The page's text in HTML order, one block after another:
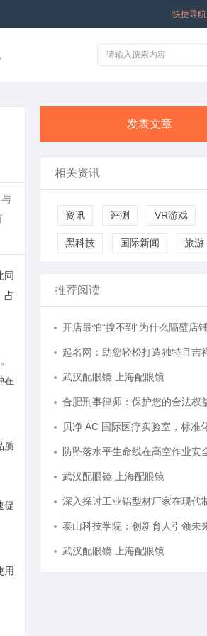
快捷导航
同
占
在
质
促
用
发表文章
相关资讯
资讯 评测 VR游戏
黑科技 国际新闻 旅游
推荐阅读
武汉配眼镜 上海配眼镜
武汉配眼镜 上海配眼镜
武汉配眼镜 上海配眼镜